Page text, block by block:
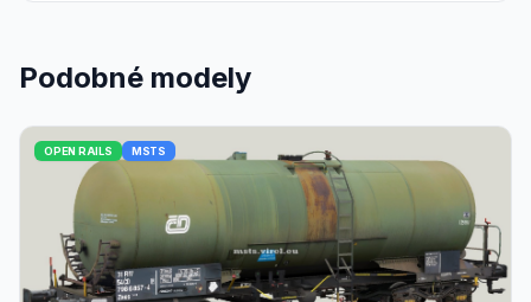
Podobné modely
OPEN RAILS MSTS